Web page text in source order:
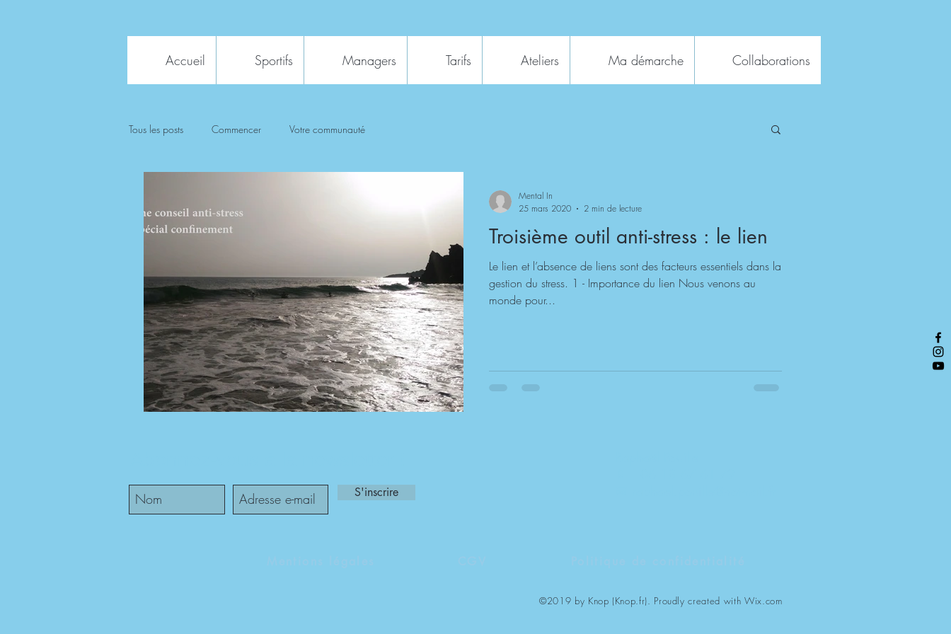
Accueil Sportifs Managers Tarifs Ateliers Ma démarche Collaborations
Tous les posts Commencer Votre communauté
Troisième outil anti-stress : le lien
Le lien et l’absence de liens sont des facteurs essentiels dans la
gestion du stress. 1 - Importance du lien Nous venons au
monde pour...
Mental In
25 mars 2020
2 min de lecture
S'inscrire
©2019 by Knop (Knop.fr). Proudly created with Wix.com